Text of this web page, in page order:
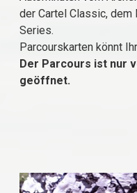
der Cartel Classic,
Series.
Parcourskarten könnt
Der Parcours ist nur
geöffnet.